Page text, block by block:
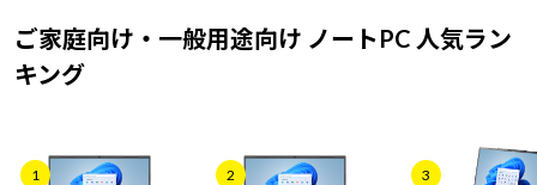
ノートPC
サーバー
NEXTGEAR
MousePro
クリエイティブ向け
学習向けパソコン
おすすめ目玉パソコン
今イチオシのパソコンをピ
ご家庭向け・一般用途向け ノートPC 人気ラン
キング
1 2 3